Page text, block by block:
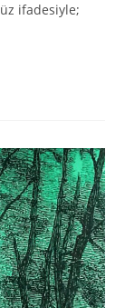
ifadesiyle;